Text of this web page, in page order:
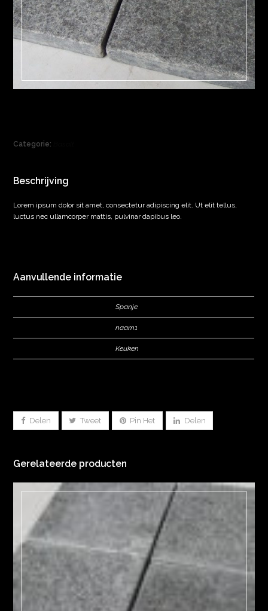
Categorie:
Beschrijving
Lorem ipsum dolor sit amet, consectetur adipiscing elit. Ut elit tellus,
luctus nec ullamcorper mattis, pulvinar dapibus leo.
Aanvullende informatie
Spanje
naam1
Keuken
Delen Tweet Pin Het Delen
Gerelateerde producten